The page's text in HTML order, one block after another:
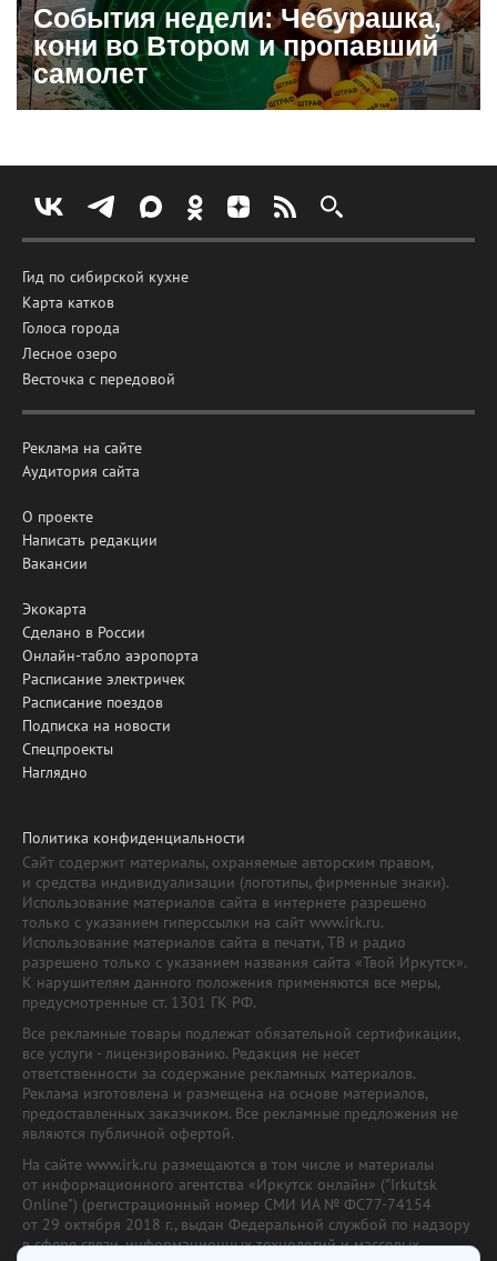
События недели: Чебурашка,
кони во Втором и пропавший
самолет
Гид по сибирской кухне
Карта катков
Голоса города
Лесное озеро
Весточка с передовой
Реклама на сайте
Аудитория сайта
О проекте
Написать редакции
Вакансии
Экокарта
Сделано в России
Онлайн-табло аэропорта
Расписание электричек
Расписание поездов
Подписка на новости
Спецпроекты
Наглядно
Политика конфиденциальности
Сайт содержит материалы, охраняемые авторским правом,
и средства индивидуализации (логотипы, фирменные знаки).
Использование материалов сайта в интернете разрешено
только с указанием гиперссылки на сайт www.irk.ru.
Использование материалов сайта в печати, ТВ и радио
разрешено только с указанием названия сайта «Твой Иркутск».
К нарушителям данного положения применяются все меры,
предусмотренные ст. 1301 ГК РФ.
Все рекламные товары подлежат обязательной сертификации,
все услуги - лицензированию. Редакция не несет
ответственности за содержание рекламных материалов.
Реклама изготовлена и размещена на основе материалов,
предоставленных заказчиком. Все рекламные предложения не
являются публичной офертой.
На сайте www.irk.ru размещаются в том числе и материалы
от информационного агентства «Иркутск онлайн» ("Irkutsk
Online") (регистрационный номер СМИ ИА № ФС77-74154
от 29 октября 2018 г., выдан Федеральной службой по надзору
в сфере связи, информационных технологий и массовых